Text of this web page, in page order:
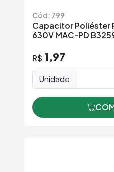
Cód: 799
Capacitor Poliéster
630V MAC-PD
R$ 1,97
Unidade